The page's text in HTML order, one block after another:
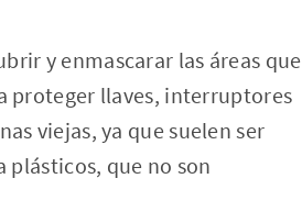
y enmascarar las áreas que
proteger llaves, interruptores
viejas, ya que suelen ser
que no son